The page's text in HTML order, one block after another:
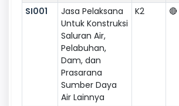
SI001
Jasa Pelaksana
Untuk Konstruksi
Saluran Air,
Pelabuhan,
Dam, dan
Prasarana
Sumber Daya
Air Lainnya
K2 🔴